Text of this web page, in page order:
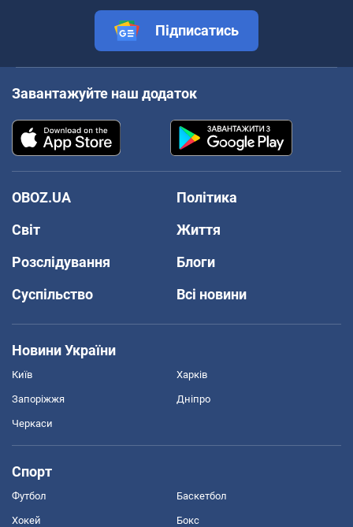
Підписатись
Завантажуйте наш додаток
OBOZ.UA
Політика
Світ
Життя
Розслідування
Блоги
Суспільство
Всі новини
Новини України
Київ Харків
Запоріжжя Дніпро
Черкаси
Спорт
Футбол Баскетбол
Хокей Бокс